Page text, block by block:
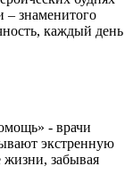
– знаменитого
каждый день
- врачи
экстренную
жизни, забывая